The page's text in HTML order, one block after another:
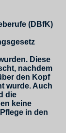
(DBfK)
Diese
nachdem
den Kopf
wurde. Auch
die
keine
in den